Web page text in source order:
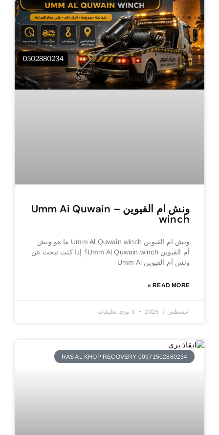
ونش ام القيوين – Umm Ai Quwain
winch
ونش ام القيوين Umm Al Quwain winch ما هو ونش
أم القيوين Umm Al Quwain winch؟ إذا كنت تبحث عن
ونش أم القيوين Umm Al
READ MORE »
أغسطس 7, 2026 لا توجد تعليقات
RAS AL KHOP RECOVERY 00971502880234